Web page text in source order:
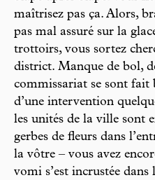
maîtrisez pas ça. Alors,
pas mal assuré sur la
trottoirs, vous sortez
district. Manque de bol,
commissariat se sont fait
d’une intervention
les unités de la ville sont
gerbes de fleurs dans
la vôtre – vous avez
vomi s’est incrustée